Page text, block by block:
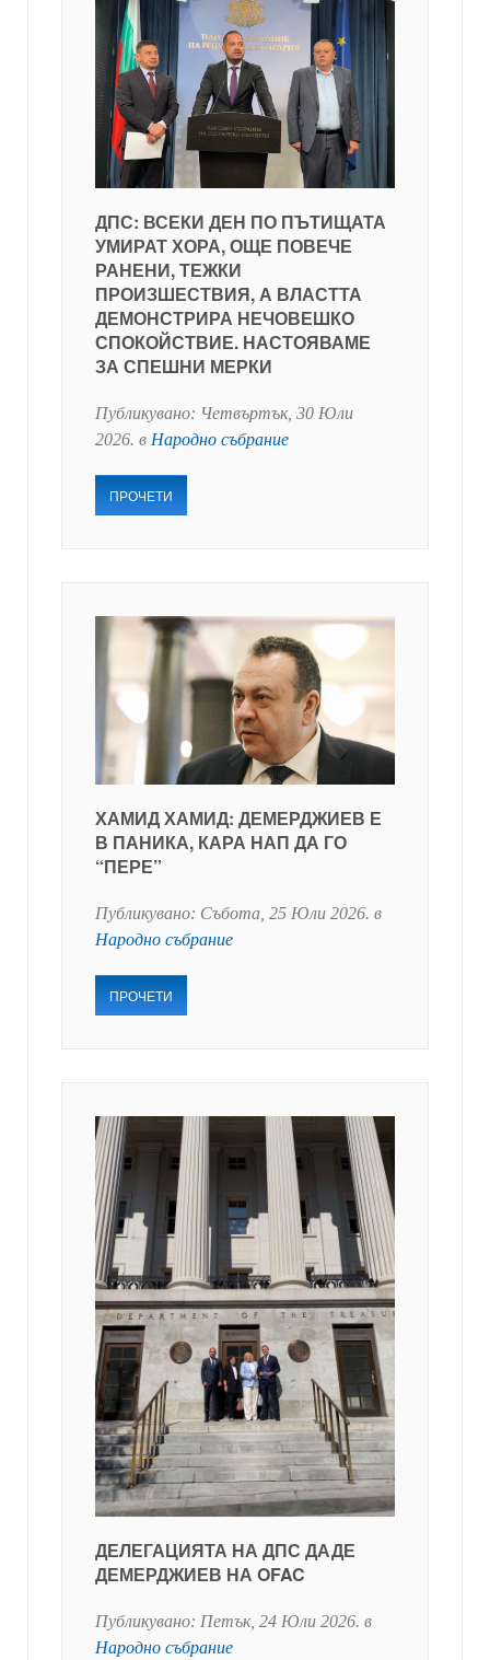
ДПС: ВСЕКИ ДЕН ПО ПЪТИЩАТА
УМИРАТ ХОРА, ОЩЕ ПОВЕЧЕ
РАНЕНИ, ТЕЖКИ
ПРОИЗШЕСТВИЯ, А ВЛАСТТА
ДЕМОНСТРИРА НЕЧОВЕШКО
СПОКОЙСТВИЕ. НАСТОЯВАМЕ
ЗА СПЕШНИ МЕРКИ
Публикувано: Четвъртък, 30 Юли
2026. в Народно събрание
ПРОЧЕТИ
ХАМИД ХАМИД: ДЕМЕРДЖИЕВ Е
В ПАНИКА, КАРА НАП ДА ГО
“ПЕРЕ”
Публикувано: Събота, 25 Юли 2026. в
Народно събрание
ПРОЧЕТИ
ДЕЛЕГАЦИЯТА НА ДПС ДАДЕ
ДЕМЕРДЖИЕВ НА OFAC
Публикувано: Петък, 24 Юли 2026. в
Народно събрание